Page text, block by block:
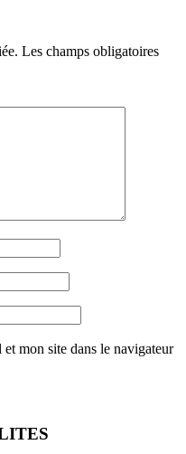
Les champs obligatoires
mon site dans le navigateur